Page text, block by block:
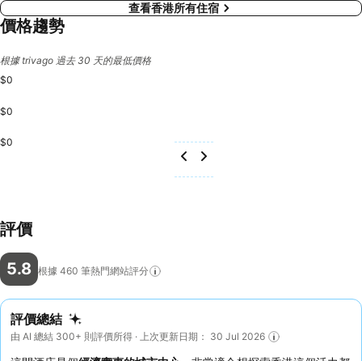
查看香港所有住宿
價格趨勢
根據 trivago 過去 30 天的最低價格
$0
$0
$0
評價
5.8 根據 460 筆熱門網站評分
評價總結
由 AI 總結 300+ 則評價所得 · 上次更新日期： 30 Jul 2026